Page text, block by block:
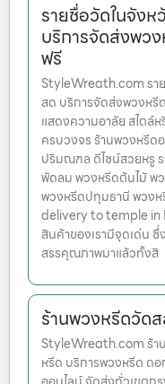
รายชื่อวัดในจัง
บริการจัดส่งพว
ฟรี
StyleWreath.com รา
สด บริการจัดส่งพวงห
แสดงความอาลัย สไตล์
ครบวงจร ร้านพวงหรีด
ปริมณฑล ดีไซน์สวยหรู
พัดลม พวงหรีดต้นไม้ พ
พวงหรีดปทุมธานี พวง
delivery to temple in
สินค้าของเรามีจุดเด่น
สรรคุณภาพมาแล้วทั้งสิ
ร้านพวงหรีดวัด
StyleWreath.com ร้า
หรีด บริการพวงหรีด ด